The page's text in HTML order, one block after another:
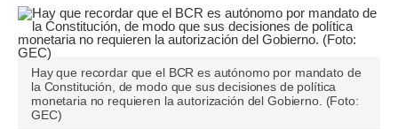
Inmobiliarias
Plus G
Opinión
Editorial
Hay que recordar que el BCR es autónomo por mandato de
la Constitución, de modo que sus decisiones de política
monetaria no requieren la autorización del Gobierno. (Foto:
GEC)